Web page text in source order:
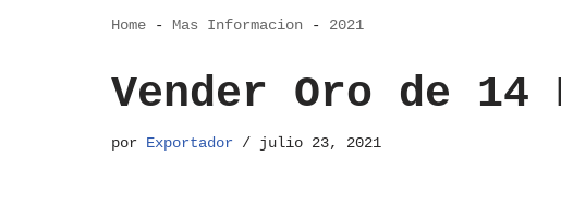
Home - Mas Informacion - 2021
Vender Oro de
por Exportador julio 23, 2021